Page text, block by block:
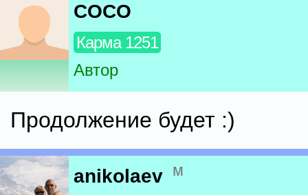
COCO
Карма 1251
Автор
Продолжение будет :)
anikolaev м